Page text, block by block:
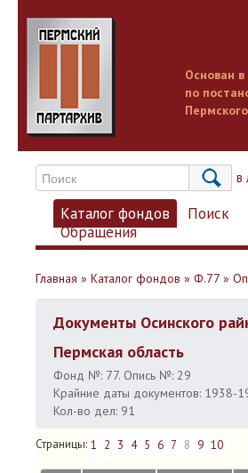
Основан в
по
Вход в
Каталог фондов
Поиск
Обращения
Главная » Каталог фондов » Ф.77 »
Документы Осинского
Пермская область
Фонд №: 77. Опись №: 29
Крайние даты документов: 1938-
Кол-во дел: 91
Страницы: 1 2 3 4 5 6 7 8 9 10